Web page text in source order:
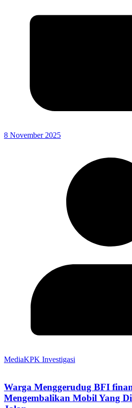
8 November 2025
MediaKPK Investigasi
Warga Menggerudug BFI
Mengembalikan Mobil Yang